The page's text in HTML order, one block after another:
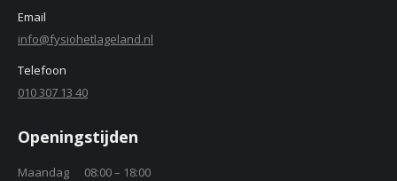
Email
info@fysiohetlageland.nl
Telefoon
010 307 13 40
Openingstijden
Maandag
08:00 – 18:00